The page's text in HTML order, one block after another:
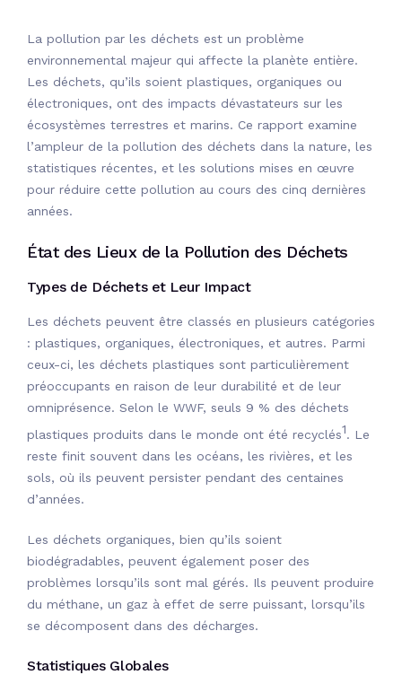
La pollution par les déchets est un problème
environnemental majeur qui affecte la planète entière.
Les déchets, qu’ils soient plastiques, organiques ou
électroniques, ont des impacts dévastateurs sur les
écosystèmes terrestres et marins. Ce rapport examine
l’ampleur de la pollution des déchets dans la nature, les
statistiques récentes, et les solutions mises en œuvre
pour réduire cette pollution au cours des cinq dernières
années.
État des Lieux de la Pollution des Déchets
Types de Déchets et Leur Impact
Les déchets peuvent être classés en plusieurs catégories
: plastiques, organiques, électroniques, et autres. Parmi
ceux-ci, les déchets plastiques sont particulièrement
préoccupants en raison de leur durabilité et de leur
omniprésence. Selon le WWF, seuls 9 % des déchets
plastiques produits dans le monde ont été recyclés1. Le
reste finit souvent dans les océans, les rivières, et les
sols, où ils peuvent persister pendant des centaines
d’années.
Les déchets organiques, bien qu’ils soient
biodégradables, peuvent également poser des
problèmes lorsqu’ils sont mal gérés. Ils peuvent produire
du méthane, un gaz à effet de serre puissant, lorsqu’ils
se décomposent dans des décharges.
Statistiques Globales